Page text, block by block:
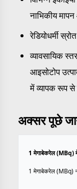
नाभिकीय
रेडियोधर्मी
व्यावसायिक
आइसोटोप
में व्यापक रूप से
अक्सर पूछे
1 मेगाबेकरेल (MBq)
1 मेगाबेकरेल (MBq)